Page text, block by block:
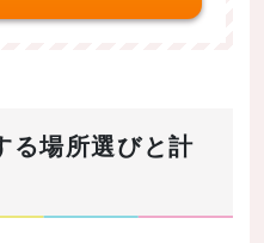
る場所選びと計